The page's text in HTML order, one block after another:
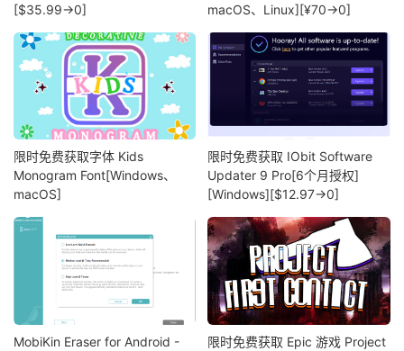
[$35.99→0]
macOS、Linux][¥70→0]
限时免费获取字体 Kids
Monogram Font[Windows、
macOS]
限时免费获取 IObit Software
Updater 9 Pro[6个月授权]
[Windows][$12.97→0]
MobiKin Eraser for Android -
限时免费获取 Epic 游戏 Project